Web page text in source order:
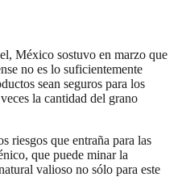
México sostuvo en marzo que
no es lo suficientemente
sean seguros para los
la cantidad del grano
riesgos que entraña para las
que puede minar la
valioso no sólo para este